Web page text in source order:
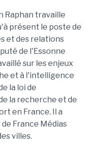
Raphan travaille
présent le poste de
et des relations
de l'Essonne
sur les enjeux
et à l'intelligence
la loi de
la recherche et de
en France. Il a
France Médias
villes.